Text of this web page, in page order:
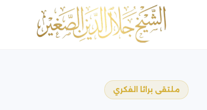
ملتقى براثا الفكري